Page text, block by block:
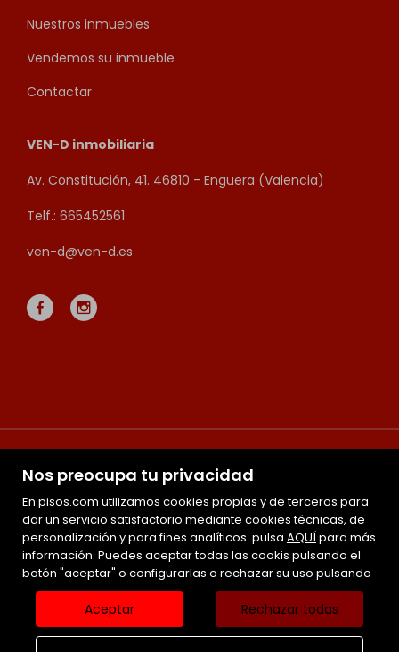
Nos preocupa tu privacidad
En pisos.com utilizamos cookies propias y de terceros para
dar un servicio satisfactorio mediante cookies técnicas, de
personalización y para fines analíticos. pulsa AQUÍpara más
información. Puedes aceptar todas las cookis pulsando el
botón "aceptar" o configurarlas o rechazar su uso pulsando
Aceptar Rechazar todas
Nuestros inmuebles
Vendemos su inmueble
Contactar
VEN-D inmobiliaria
Av. Constitución, 41. 46810 - Enguera (Valencia)
Telf.: 665452561
ven-d@ven-d.es
Mapa Web
Favoritos
Inmuebles destacados
Aviso legal
Política de cookies